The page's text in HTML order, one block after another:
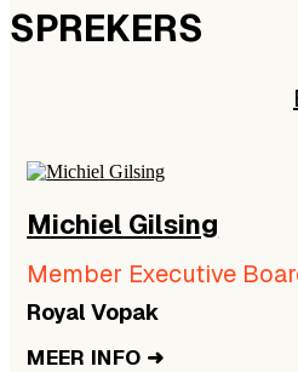
SPREKERS
Michiel Gilsing
Member Executive
Royal Vopak
MEER INFO ➜